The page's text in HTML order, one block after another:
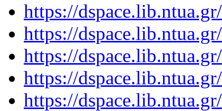
https://
https://
https://
https://
https://